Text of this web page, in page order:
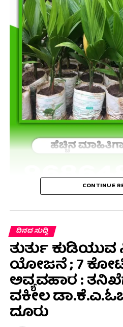
CONTINUE
ದಿನದ ಸುದ್ದಿ
ತುರ್ತು ಕುಡಿಯುವ
ಯೋಜನೆ ; 7 ಕೋಟಿ
ಅವ್ಯವಹಾರ :
ವಕೀಲ
ದೂರು